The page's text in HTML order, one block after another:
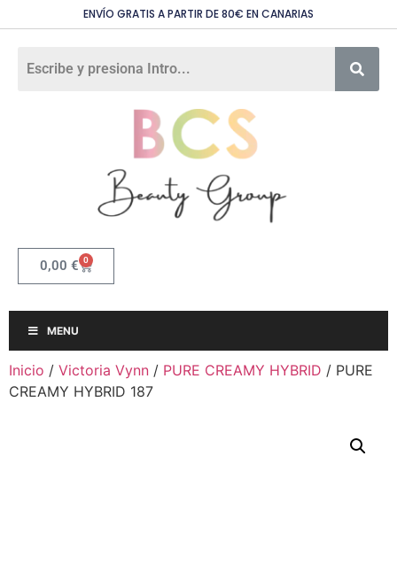
ENVÍO GRATIS A PARTIR DE 80€ EN CANARIAS
0,00 € 0
MENU
Inicio / Victoria Vynn / PURE CREAMY HYBRID / PURE
CREAMY HYBRID 187